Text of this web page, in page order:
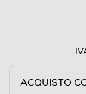
ACQUISTO